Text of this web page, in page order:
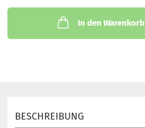
In den Warenkorb
BESCHREIBUNG